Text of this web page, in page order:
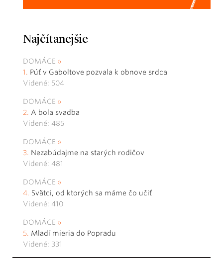
Najčítanejšie
DOMÁCE
Púť v Gaboltove pozvala k obnove srdca
Videné: 504
DOMÁCE
A bola svadba
Videné: 485
DOMÁCE
Nezabúdajme na starých rodičov
Videné: 481
DOMÁCE
Svätci, od ktorých sa máme čo učiť
Videné: 410
DOMÁCE
Mladí mieria do Popradu
Videné: 331